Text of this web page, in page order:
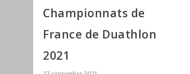
Championnats de
France de Duathlon
2021